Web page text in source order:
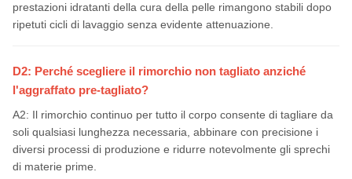
prestazioni idratanti della cura della pelle rimangono stabili dopo
ripetuti cicli di lavaggio senza evidente attenuazione.
D2: Perché scegliere il rimorchio non tagliato anziché
l'aggraffato pre-tagliato?
A2: Il rimorchio continuo per tutto il corpo consente di tagliare da
soli qualsiasi lunghezza necessaria, abbinare con precisione i
diversi processi di produzione e ridurre notevolmente gli sprechi
di materie prime.